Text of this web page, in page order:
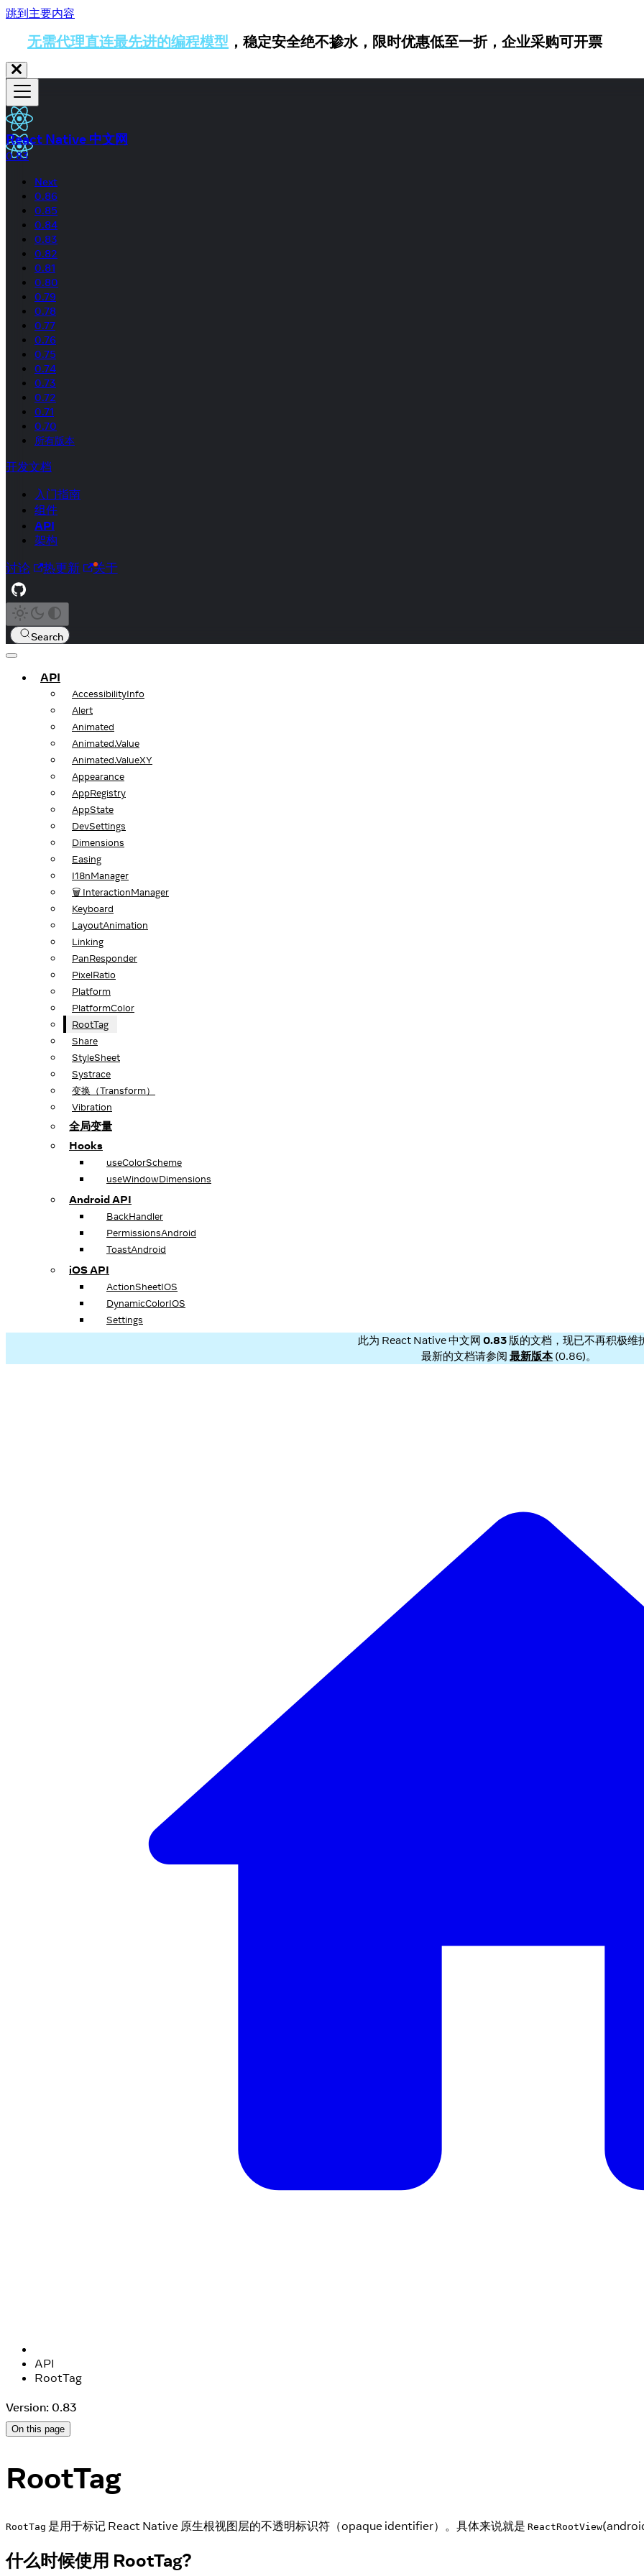
跳到主要内容
无需代理直连最先进的编程模型 ，稳定安全绝不掺水，限时优惠低至一折，企业采购可开票
React Native 中文网
0.83
Next
0.86
0.85
0.84
0.83
0.82
0.81
0.80
0.79
0.78
0.77
0.76
0.75
0.74
0.73
0.72
0.71
0.70
所有版本
开发文档
入门指南
组件
API
架构
讨论 热更新 关于
Search
API
AccessibilityInfo
Alert
Animated
Animated.Value
Animated.ValueXY
Appearance
AppRegistry
AppState
DevSettings
Dimensions
Easing
I18nManager
🗑️ InteractionManager
Keyboard
LayoutAnimation
Linking
PanResponder
PixelRatio
Platform
PlatformColor
RootTag
Share
StyleSheet
Systrace
变换（Transform）
Vibration
全局变量
Hooks
useColorScheme
useWindowDimensions
Android API
BackHandler
PermissionsAndroid
ToastAndroid
iOS API
ActionSheetIOS
DynamicColorIOS
Settings
此为 React Native 中文网 0.83 版的文档，现已不再积极维
最新的文档请参阅 最新版本(0.86)。
API
RootTag
Version: 0.83
On this page
RootTag
RootTag 是用于标记 React Native 原生根视图层的不透明标识符（opaque identifier）。具体来说就是 ReactRootView
什么时候使用 RootTag?